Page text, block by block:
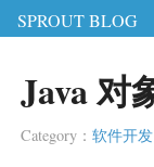
SPROUT BLOG
Java 对
Category ：软件开发